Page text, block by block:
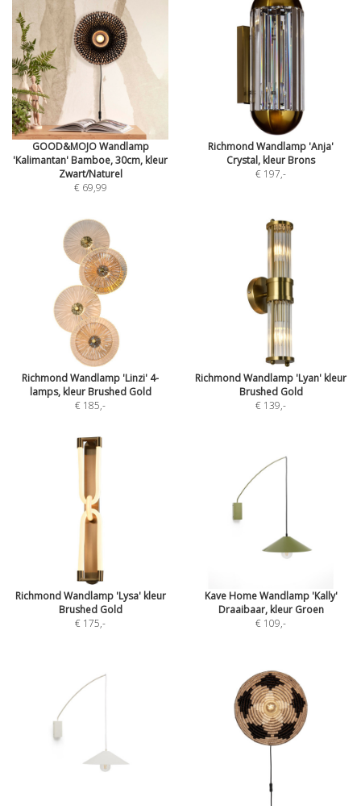
GOOD&MOJO Wandlamp
'Kalimantan' Bamboe, 30cm, kleur
Zwart/Naturel
€ 69,99
Richmond Wandlamp 'Anja'
Crystal, kleur Brons
€ 197,-
Richmond Wandlamp 'Linzi' 4-
lamps, kleur Brushed Gold
€ 185,-
Richmond Wandlamp 'Lyan' kleur
Brushed Gold
€ 139,-
Richmond Wandlamp 'Lysa' kleur
Brushed Gold
€ 175,-
Kave Home Wandlamp 'Kally'
Draaibaar, kleur Groen
€ 109,-